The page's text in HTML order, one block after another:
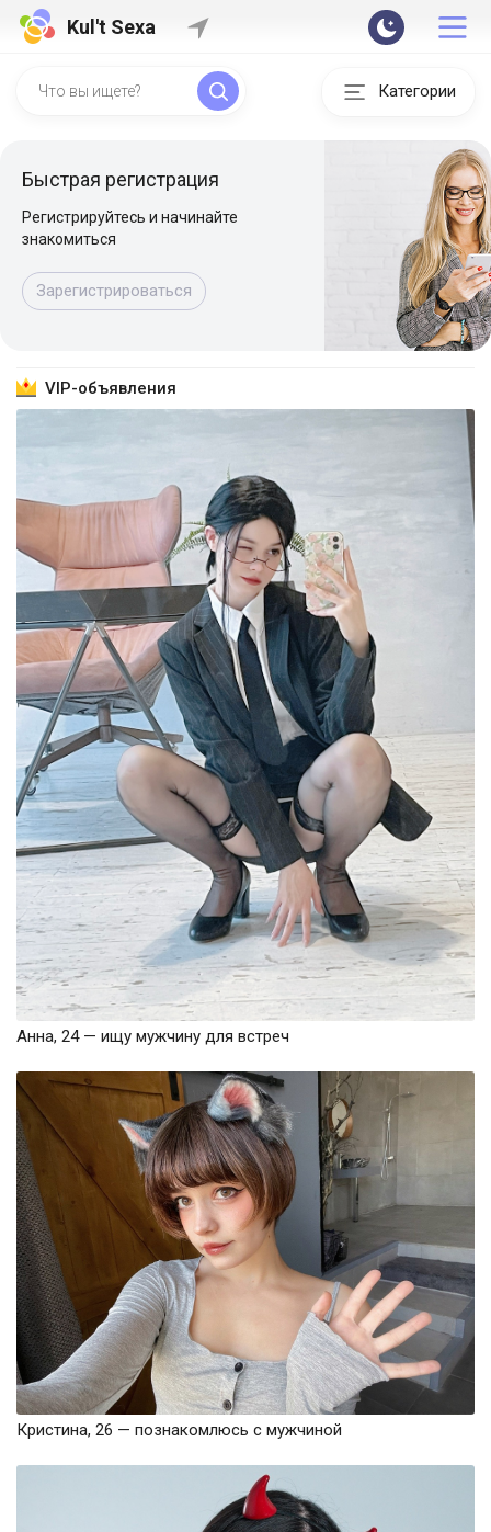
Kul't Sexa
Категории
Быстрая регистрация
Регистрируйтесь и начинайте
знакомиться
Зарегистрироваться
VIP-объявления
Анна, 24 — ищу мужчину для встреч
Кристина, 26 — познакомлюсь с мужчиной